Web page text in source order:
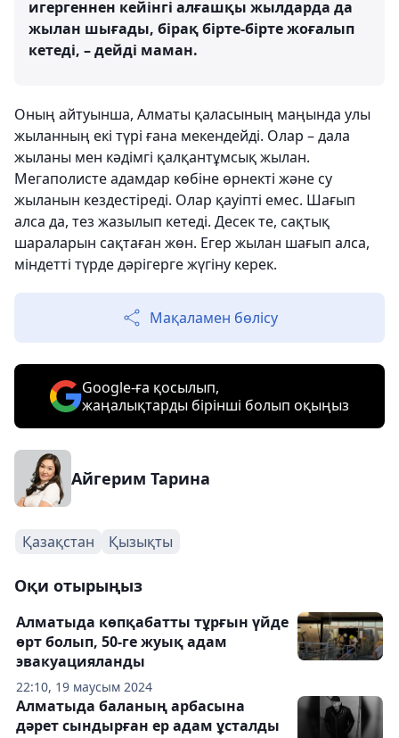
игергеннен кейінгі алғашқы жылдарда да
жылан шығады, бірақ бірте-бірте жоғалып
кетеді, – дейді маман.
Оның айтуынша, Алматы қаласының маңында улы
жыланның екі түрі ғана мекендейді. Олар – дала
жыланы мен кәдімгі қалқантұмсық жылан.
Мегаполисте адамдар көбіне өрнекті және су
жыланын кездестіреді. Олар қауіпті емес. Шағып
алса да, тез жазылып кетеді. Десек те, сақтық
шараларын сақтаған жөн. Егер жылан шағып алса,
міндетті түрде дәрігерге жүгіну керек.
Мақаламен бөлісу
Google-ға қосылып,
жаңалықтарды бірінші болып оқыңыз
Айгерим Тарина
Қазақстан Қызықты
Оқи отырыңыз
22:10, 19 маусым 2024
Алматыда көпқабатты тұрғын үйде
өрт болып, 50-ге жуық адам
эвакуацияланды
Алматыда баланың арбасына
дәрет сындырған ер адам ұсталды